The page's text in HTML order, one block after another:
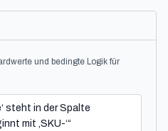
und bedingte Logik für
steht in der Spalte
mit ‚SKU-‘“